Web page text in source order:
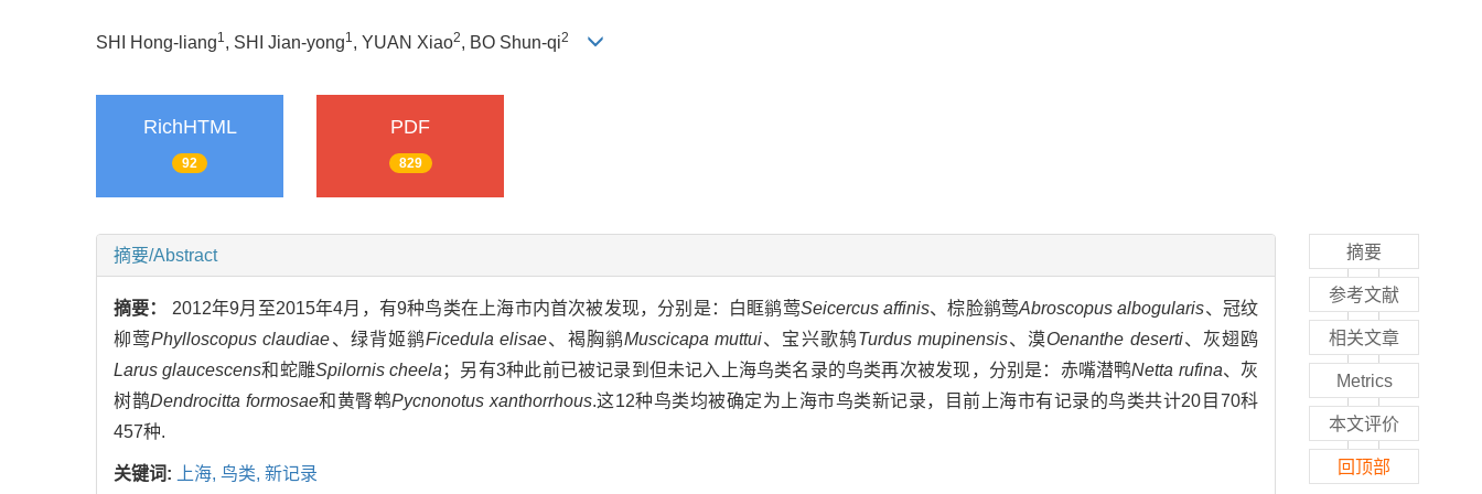
SHI Hong-liang1 , SHI Jian-yong1 , YUAN Xiao2, BO Shun-qi2
RichHTML
92
PDF
829
摘要/Abstract
摘要： 2012年9月至2015年4月，有9种鸟类在上海市内首次被发现，分别是：白眶鹟莺Seicercus affinis、棕脸鹟莺Abroscopus albogularis、冠纹
柳莺Phylloscopus claudiae、绿背姬鹟Ficedula elisae、褐胸鹟Muscicapa muttui、宝兴歌鸫Turdus mupinensis、漠Oenanthe deserti、灰翅鸥
Larus glaucescens和蛇雕Spilornis cheela ；另有3种此前已被记录到但未记入上海鸟类名录的鸟类再次被发现，分别是：赤嘴潜鸭Netta rufina、灰
树鹊Dendrocitta formosae和黄臀鹎Pycnonotus xanthorrhous.这12种鸟类均被确定为上海市鸟类新记录，目前上海市有记录的鸟类共计20目70科
457种.
关键词: 上海, 鸟类, 新记录
摘要
参考文献
相关文章
Metrics
本文评价
回顶部